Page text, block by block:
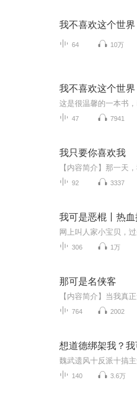
我不喜欢这个世
64 10万
我不喜欢这个世
47 7941
我只要你喜欢我
92 3337
我可是恶棍丨热
306 1万
那可是名侠客
764 2002
想道德绑架我？我
140 3.6万